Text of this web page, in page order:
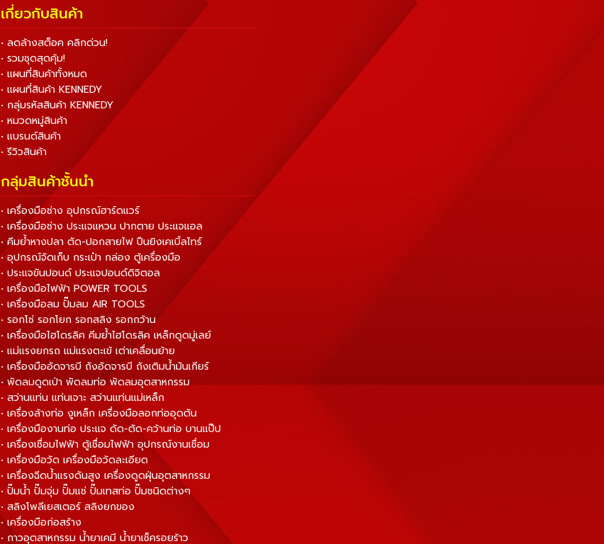
เกี่ยวกับสินค้า
• ลดล้างสต็อค คลิกด่วน!
• รวมชุดสุดคุ้ม!
• แผนที่สินค้าทั้งหมด
• แผนที่สินค้า KENNEDY
• กลุ่มรหัสสินค้า KENNEDY
• หมวดหมู่สินค้า
• แบรนด์สินค้า
• รีวิวสินค้า
กลุ่มสินค้าชั้นนำ
• เครื่องมือช่าง อุปกรณ์ฮาร์ดแวร์
• เครื่องมือช่าง ประแจแหวน ปากตาย ประแจแอล
• คีมย้ำหางปลา ตัด-ปอกสายไฟ ปืนยิงเคเบิ้ลไทร์
• อุปกรณ์จัดเก็บ กระเป๋า กล่อง ตู้เครื่องมือ
• ประแจขันปอนด์ ประแจปอนด์ดิจิตอล
• เครื่องมือไฟฟ้า POWER TOOLS
• เครื่องมือลม ปั๊มลม AIR TOOLS
• รอกโซ่ รอกโยก รอกสลิง รอกกว้าน
• เครื่องมือไฮโดรลิค คีมย้ำไฮโดรลิค เหล็กดูดมู่เลย์
• แม่แรงยกรถ แม่แรงตะเข้ เต่าเคลื่อนย้าย
• เครื่องมืออัดจารบี ถังอัดจารบี ถังเติมน้ำมันเกียร์
• พัดลมดูดเป่า พัดลมท่อ พัดลมอุตสาหกรรม
• สว่านแท่น แท่นเจาะ สว่านแท่นแม่เหล็ก
• เครื่องล้างท่อ งูเหล็ก เครื่องมือลอกท่ออุดตัน
• เครื่องมืองานท่อ ประแจ ดัด-ตัด-คว้านท่อ บานแป๊ป
• เครื่องเชื่อมไฟฟ้า ตู้เชื่อมไฟฟ้า อุปกรณ์งานเชื่อม
• เครื่องมือวัด เครื่องมือวัดละเอียด
• เครื่องฉีดน้ำแรงดันสูง เครื่องดูดฝุ่นอุตสาหกรรม
• ปั๊มน้ำ ปั๊มจุ่ม ปั๊มแช่ ปั๊มเทสท่อ ปั๊มชนิดต่างๆ
• สลิงโพลีเยสเตอร์ สลิงยกของ
• เครื่องมือก่อสร้าง
• กาวอุตสาหกรรม น้ำยาเคมี น้ำยาเช็ครอยร้าว